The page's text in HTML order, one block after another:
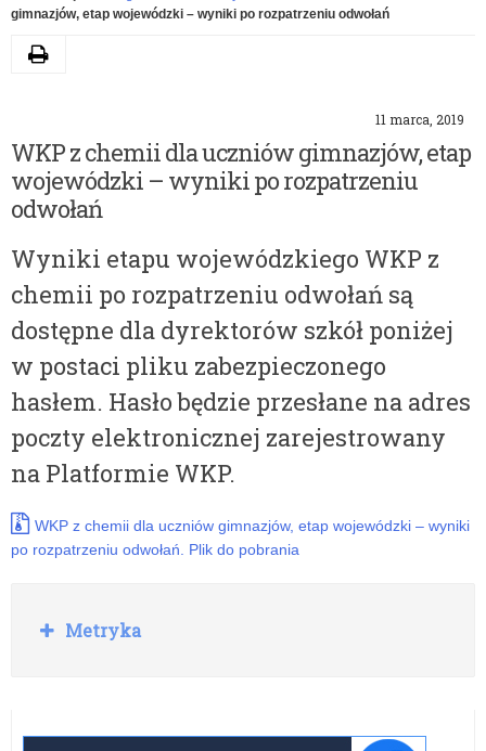
gimnazjów, etap wojewódzki – wyniki po rozpatrzeniu odwołań
11 marca, 2019
WKP z chemii dla uczniów gimnazjów, etap
wojewódzki – wyniki po rozpatrzeniu
odwołań
Wyniki etapu wojewódzkiego WKP z
chemii po rozpatrzeniu odwołań są
dostępne dla dyrektorów szkół poniżej
w postaci pliku zabezpieczonego
hasłem. Hasło będzie przesłane na adres
poczty elektronicznej zarejestrowany
na Platformie WKP.
WKP z chemii dla uczniów gimnazjów, etap wojewódzki – wyniki
po rozpatrzeniu odwołań. Plik do pobrania
Drukuj
Rozwiń
Metryka